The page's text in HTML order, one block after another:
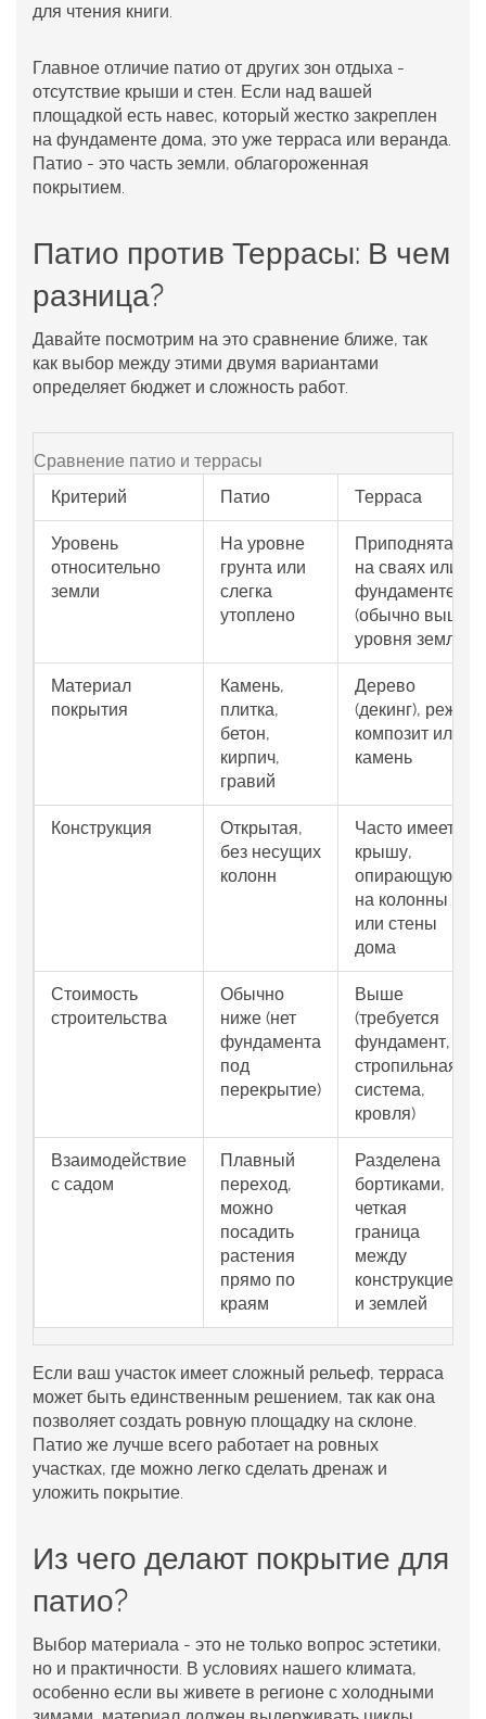
для чтения книги.
Главное отличие патио от других зон отдыха -
отсутствие крыши и стен. Если над вашей
площадкой есть навес, который жестко закреплен
на фундаменте дома, это уже терраса или веранда.
Патио - это часть земли, облагороженная
покрытием.
Патио против Террасы: В чем
разница?
Давайте посмотрим на это сравнение ближе, так
как выбор между этими двумя вариантами
определяет бюджет и сложность работ.
Сравнение патио и террасы
Критерий
Патио Терраса
Уровень
относительно
земли
На уровне
грунта или
слегка
утоплено
Приподнята
на сваях или
фундаменте
(обычно выше
уровня земли)
Материал
покрытия
Камень,
плитка,
бетон,
кирпич,
гравий
Дерево
(декинг), реже
композит или
камень
Конструкция
Открытая,
без несущих
колонн
Часто имеет
крышу,
опирающуюся
на колонны
или стены
дома
Стоимость
строительства
Обычно
ниже (нет
фундамента
под
перекрытие)
Выше
(требуется
фундамент,
стропильная
система,
кровля)
Взаимодействие
с садом
Плавный
переход,
можно
посадить
растения
прямо по
краям
Разделена
бортиками,
четкая
граница
между
конструкцией
и землей
Если ваш участок имеет сложный рельеф, терраса
может быть единственным решением, так как она
позволяет создать ровную площадку на склоне.
Патио же лучше всего работает на ровных
участках, где можно легко сделать дренаж и
уложить покрытие.
Из чего делают покрытие для
патио?
Выбор материала - это не только вопрос эстетики,
но и практичности. В условиях нашего климата,
особенно если вы живете в регионе с холодными